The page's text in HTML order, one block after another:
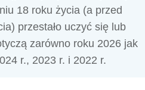
18 roku życia (a przed
przestało uczyć się lub
zarówno roku 2026 jak
r., 2023 r. i 2022 r.